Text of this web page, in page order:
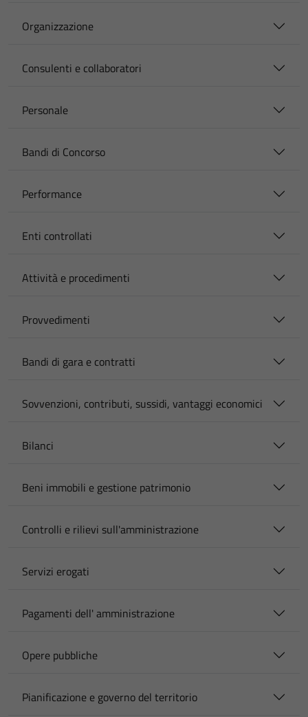
Organizzazione
Consulenti e collaboratori
Personale
Bandi di Concorso
Performance
Enti controllati
Attività e procedimenti
Provvedimenti
Bandi di gara e contratti
Sovvenzioni, contributi, sussidi, vantaggi economici
Bilanci
Beni immobili e gestione patrimonio
Controlli e rilievi sull'amministrazione
Servizi erogati
Pagamenti dell' amministrazione
Opere pubbliche
Pianificazione e governo del territorio